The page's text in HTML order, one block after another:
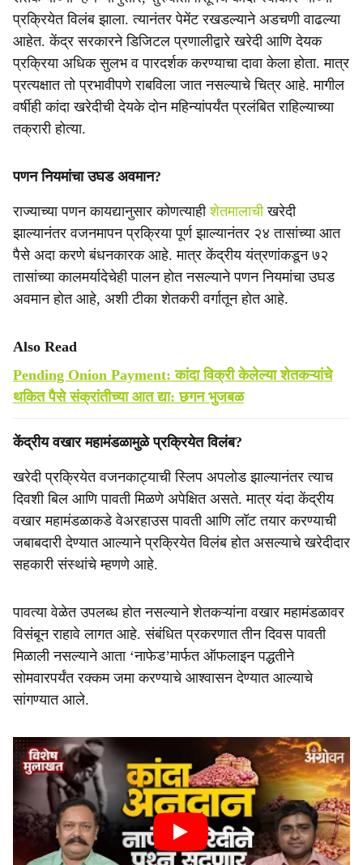
प्रक्रियेत विलंब झाला. त्यानंतर पेमेंट रखडल्याने अडचणी वाढल्या
आहेत. केंद्र सरकारने डिजिटल प्रणालीद्वारे खरेदी आणि देयक
प्रक्रिया अधिक सुलभ व पारदर्शक करण्याचा दावा केला होता. मात्र
प्रत्यक्षात तो प्रभावीपणे राबविला जात नसल्याचे चित्र आहे. मागील
वर्षीही कांदा खरेदीची देयके दोन महिन्यांपर्यंत प्रलंबित राहिल्याच्या
तक्रारी होत्या.
पणन नियमांचा उघड अवमान?
राज्याच्या पणन कायद्यानुसार कोणत्याहीशेतमालाचीखरेदी
झाल्यानंतर वजनमापन प्रक्रिया पूर्ण झाल्यानंतर २४ तासांच्या आत
पैसे अदा करणे बंधनकारक आहे. मात्र केंद्रीय यंत्रणांकडून ७२
तासांच्या कालमर्यादेचेही पालन होत नसल्याने पणन नियमांचा उघड
अवमान होत आहे, अशी टीका शेतकरी वर्गातून होत आहे.
Also Read
Pending Onion Payment: कांदा विक्री केलेल्या शेतकऱ्यांचे
थकित पैसे संक्रांतीच्या आत द्या: छगन भुजबळ
केंद्रीय वखार महामंडळामुळे प्रक्रियेत विलंब?
खरेदी प्रक्रियेत वजनकाट्याची स्लिप अपलोड झाल्यानंतर त्याच
दिवशी बिल आणि पावती मिळणे अपेक्षित असते. मात्र यंदा केंद्रीय
वखार महामंडळाकडे वेअरहाउस पावती आणि लॉट तयार करण्याची
जबाबदारी देण्यात आल्याने प्रक्रियेत विलंब होत असल्याचे खरेदीदार
सहकारी संस्थांचे म्हणणे आहे.
पावत्या वेळेत उपलब्ध होत नसल्याने शेतकऱ्यांना वखार महामंडळावर
विसंबून राहावे लागत आहे. संबंधित प्रकरणात तीन दिवस पावती
मिळाली नसल्याने आता ‘नाफेड’मार्फत ऑफलाइन पद्धतीने
सोमवारपर्यंत रक्कम जमा करण्याचे आश्वासन देण्यात आल्याचे
सांगण्यात आले.